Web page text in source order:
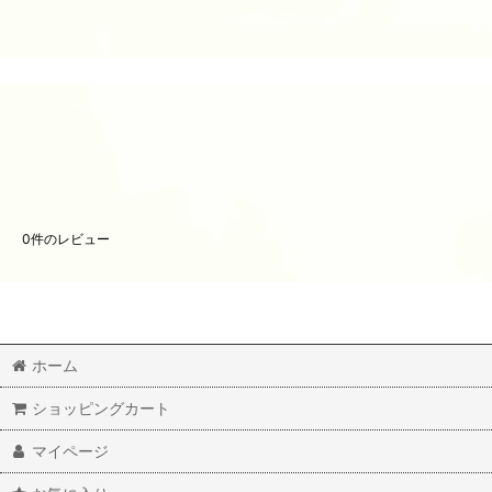
0件のレビュー
ホーム
ショッピングカート
マイページ